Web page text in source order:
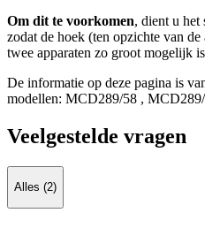
Om dit te voorkomen, dient u het
zodat de hoek (ten opzichte van
twee apparaten zo groot mogelijk
De informatie op deze pagina is
modellen: MCD289/58 ,
Veelgestelde vragen
Alles (2)